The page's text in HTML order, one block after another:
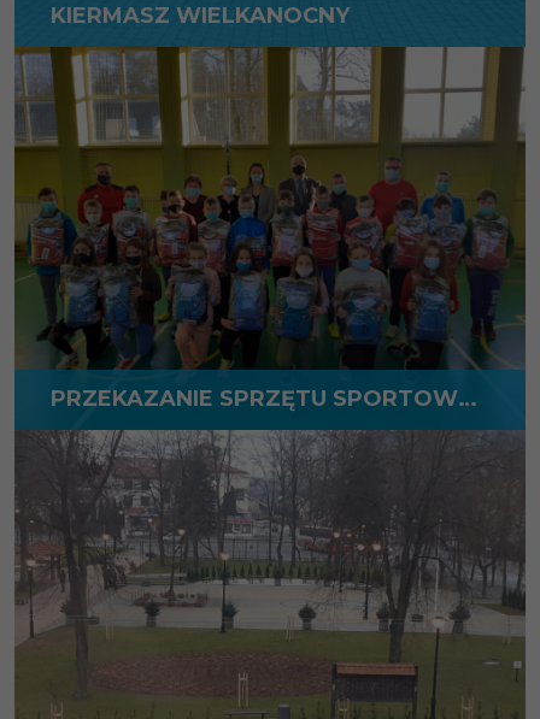
KIERMASZ WIELKANOCNY
WIĘCEJ
PRZEKAZANIE SPRZĘTU SPORTOWEGO DLA KLASY SPORTOWEJ SZKOŁY PODSTAWOWEJ W STOCZKU ŁUKOWSKIM
WIĘCEJ